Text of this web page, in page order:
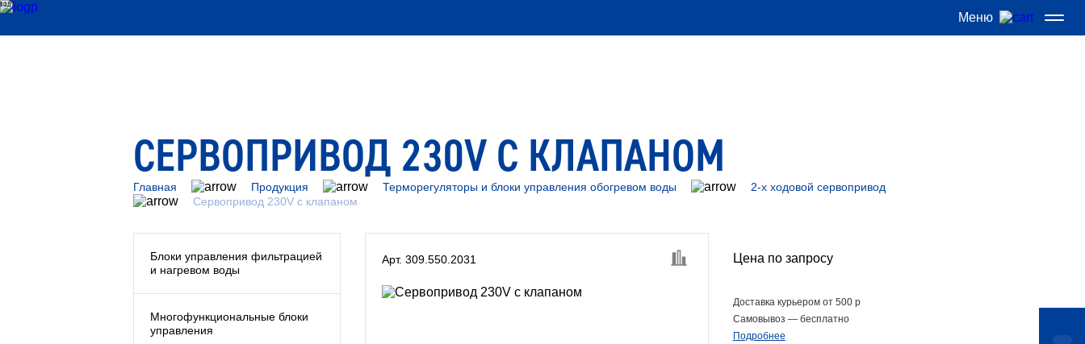
52 ГОДА
Меню
СЕРВОПРИВОД 230V С КЛАПАНОМ
Главная Продукция Терморегуляторы и блоки управления обогревом воды
2-х ходовой сервопривод
Сервопривод 230V с клапаном
Блоки управления фильтрацией
и нагревом воды
Многофункциональные блоки
управления
Арт. 309.550.2031 Цена по запросу
Доставка курьером от 500 р
Самовывоз — бесплатно
Подробнее